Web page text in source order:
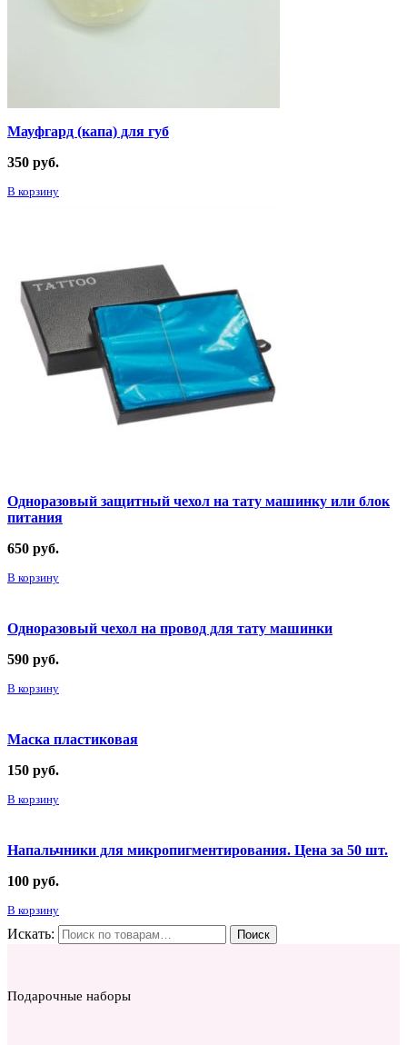
Мауфгард (капа) для губ
350 руб.
В корзину
Одноразовый защитный чехол на тату машинку или блок
питания
650 руб.
В корзину
Одноразовый чехол на провод для тату машинки
590 руб.
В корзину
Маска пластиковая
150 руб.
В корзину
Напальчники для микропигментирования. Цена за 50 шт.
100 руб.
В корзину
Искать: Поиск
Подарочные наборы